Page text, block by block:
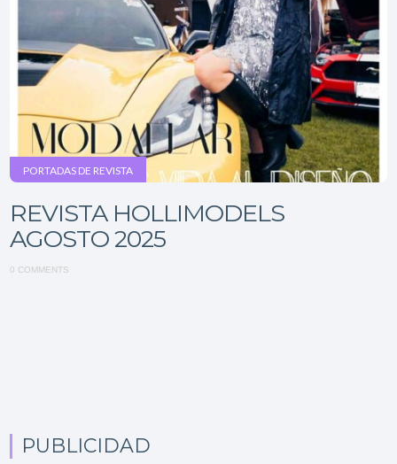
PORTADAS DE REVISTA
REVISTA HOLLIMODELS
AGOSTO 2025
0 COMMENTS
PUBLICIDAD